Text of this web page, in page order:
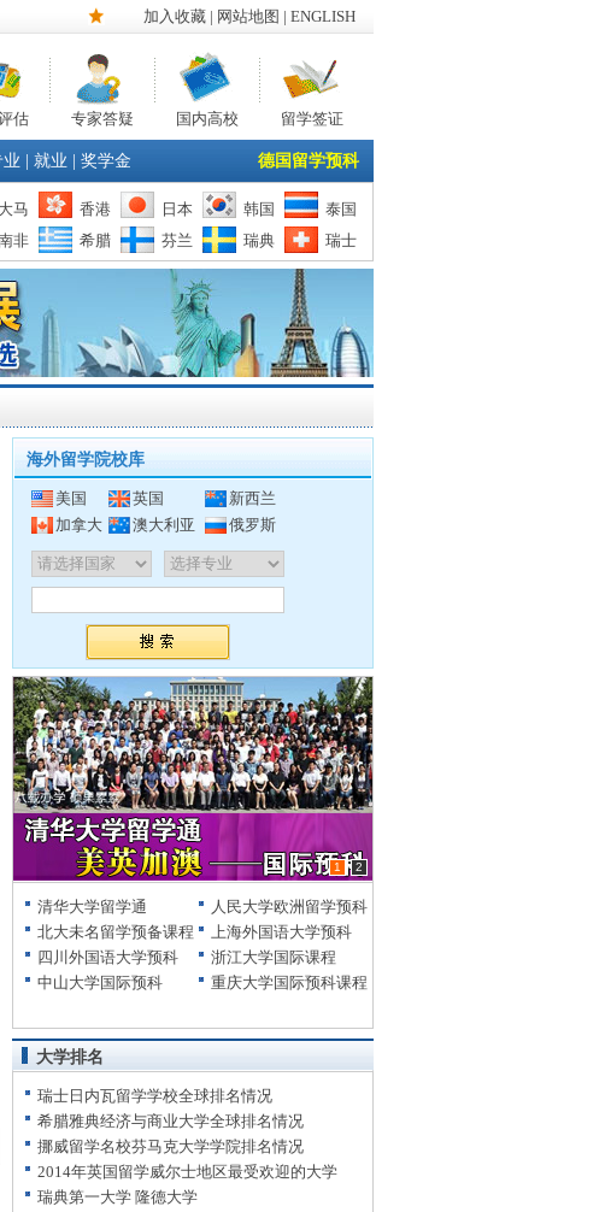
加入收藏 | 网站地图 | ENGLISH
估 专家答疑 国内高校 留学签证
业 就业 奖学金 德国留学预科
大马 香港 日本 韩国
泰国
非 希腊 芬兰 瑞典 瑞士
海外留学院校库
美国 英国
新西兰
加拿大
澳大利亚 俄罗斯
1 2
清华大学留学通
人民大学欧洲留学预科
北大未名留学预备课程
上海外国语大学预科
四川外国语大学预科
浙江大学国际课程
中山大学国际预科
重庆大学国际预科课程
大学排名
瑞士日内瓦留学学校全球排名情况
希腊雅典经济与商业大学全球排名情况
挪威留学名校芬马克大学学院排名情况
2014年英国留学威尔士地区最受欢迎的大学
瑞典第一大学 隆德大学